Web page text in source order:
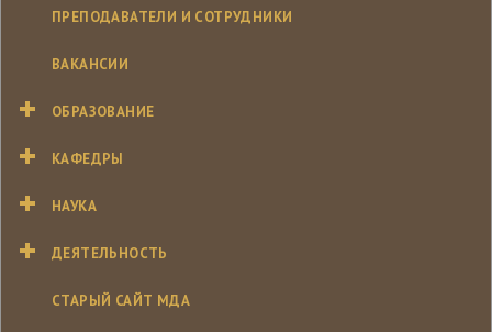
ПРЕПОДАВАТЕЛИ И СОТРУДНИКИ
ВАКАНСИИ
ОБРАЗОВАНИЕ
КАФЕДРЫ
НАУКА
ДЕЯТЕЛЬНОСТЬ
СТАРЫЙ САЙТ МДА